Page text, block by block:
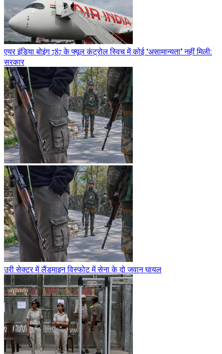
एयर इंडिया बोइंग 787 के फ्यूल कंट्रोल स्विच में कोई ‘असामान्यता’ नहीं मिली:
सरकार
उरी सेक्टर में लैंडमाइन विस्फोट में सेना के दो जवान घायल